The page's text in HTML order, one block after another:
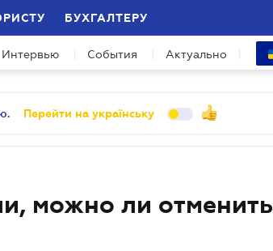
БУХГАЛТЕРУ
Интервью События Актуально
Перейти на українську
можно ли отменить